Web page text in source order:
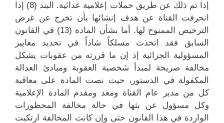
إذا تم ذلك عن طريق حملات إعلامية عدائية. البند (8) إذا
انحرفت القناة عن هدف إنشائها بأن تخرج عن غرض
الترخيص الممنوح لها. أما بشأن المادة (13) في القانون
السابق فقد اتخذت مسلكاً شاذاً في تحديد معايير
المسؤولية الجزائية إذ إن ما قررته من عقوبات يشكل
مخالفة صريحة لمبدأ شخصية العقوبة ومبادئ العدالة
المكفولة في الدستور، حيث نصت المادة على معاقبة
كل من مدير عام القناة ومعد ومقدم المادة الإعلامية
وكل مسؤول عن بثها في حالة مخالفة المحظورات
الواردة في هذا القانون حتى وإن كانت المخالفة ارتكبت